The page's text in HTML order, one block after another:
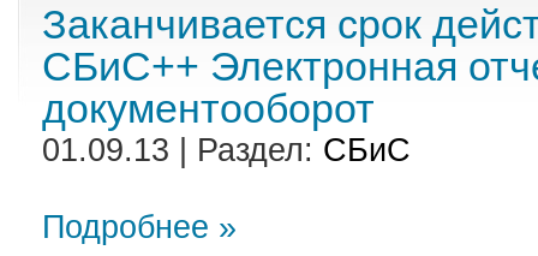
Заканчивается срок
СБиС++ Электронная
документооборот
01.09.13 | Раздел: СБиС
Подробнее »